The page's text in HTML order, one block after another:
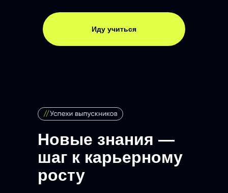
Иду учиться
Новые знания —
шаг к карьерному
росту